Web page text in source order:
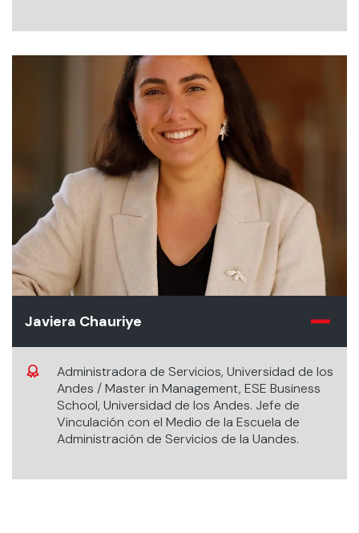
Javiera Chauriye
Administradora de Servicios, Universidad de los
Andes / Master in Management, ESE Business
School, Universidad de los Andes. Jefe de
Vinculación con el Medio de la Escuela de
Administración de Servicios de la Uandes.